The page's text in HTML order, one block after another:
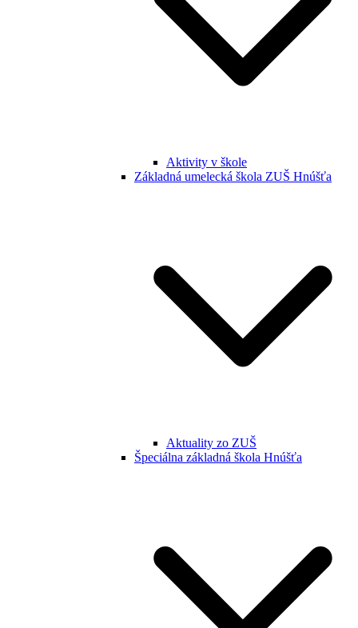
Aktivity v škole
Základná umelecká škola ZUŠ Hnúšťa
Aktuality zo ZUŠ
Špeciálna základná škola Hnúšťa